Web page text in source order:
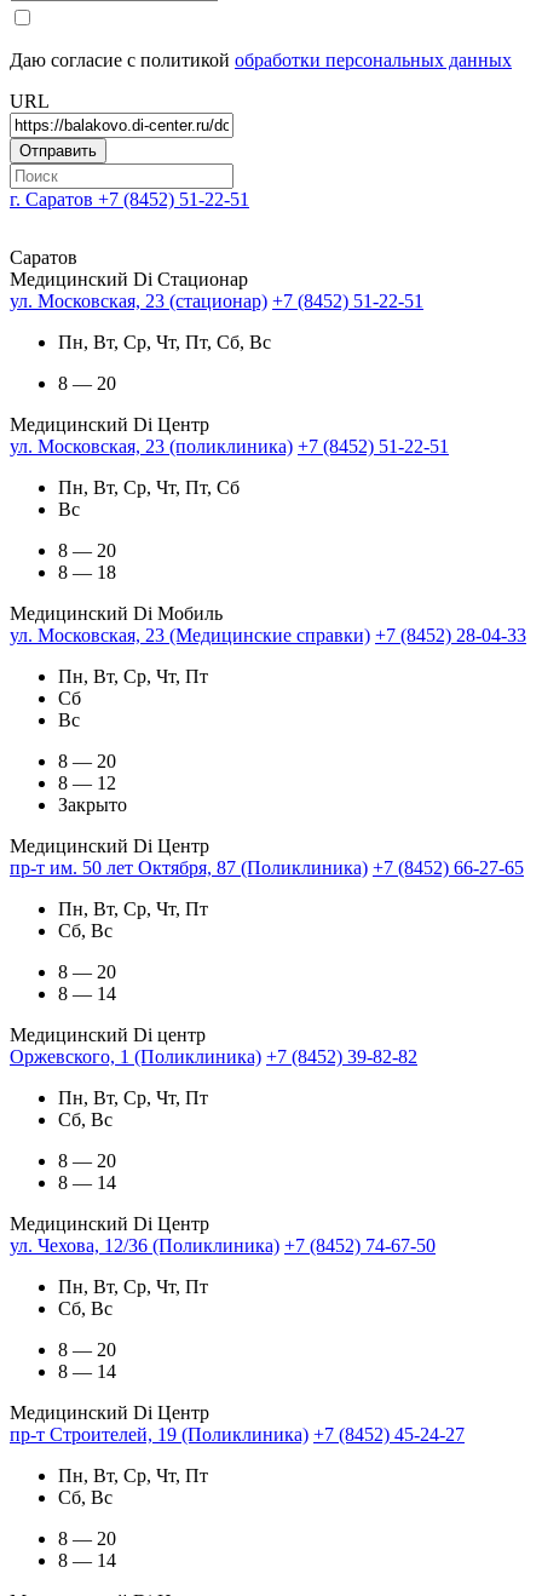
Даю согласие с политикой обработки персональных данных
URL
г. Саратов +7 (8452) 51-22-51
Саратов
Медицинский Di Стационар
ул. Московская, 23 (стационар) +7 (8452) 51-22-51
Пн, Вт, Ср, Чт, Пт, Сб, Вс
8 — 20
Медицинский Di Центр
ул. Московская, 23 (поликлиника) +7 (8452) 51-22-51
Пн, Вт, Ср, Чт, Пт, Сб
Вс
8 — 20
8 — 18
Медицинский Di Мобиль
ул. Московская, 23 (Медицинские справки) +7 (8452) 28-04-33
Пн, Вт, Ср, Чт, Пт
Сб
Вс
8 — 20
8 — 12
Закрыто
Медицинский Di Центр
пр-т им. 50 лет Октября, 87 (Поликлиника) +7 (8452) 66-27-65
Пн, Вт, Ср, Чт, Пт
Сб, Вс
8 — 20
8 — 14
Медицинский Di центр
Оржевского, 1 (Поликлиника) +7 (8452) 39-82-82
Пн, Вт, Ср, Чт, Пт
Сб, Вс
8 — 20
8 — 14
Медицинский Di Центр
ул. Чехова, 12/36 (Поликлиника) +7 (8452) 74-67-50
Пн, Вт, Ср, Чт, Пт
Сб, Вс
8 — 20
8 — 14
Медицинский Di Центр
пр-т Строителей, 19 (Поликлиника) +7 (8452) 45-24-27
Пн, Вт, Ср, Чт, Пт
Сб, Вс
8 — 20
8 — 14